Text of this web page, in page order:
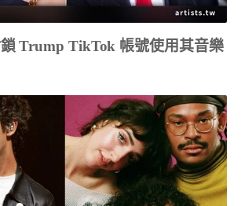
Trump TikTok 帳號使用其音樂